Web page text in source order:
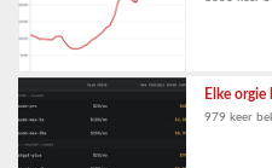
Elke orgie
979 keer